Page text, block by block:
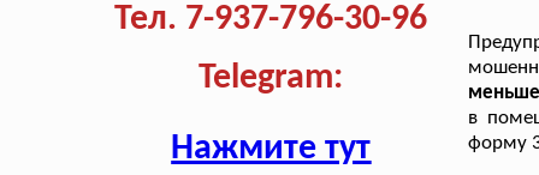
Тел. 7-937-796-30-96
Telegram:
Нажмите тут
в
форму